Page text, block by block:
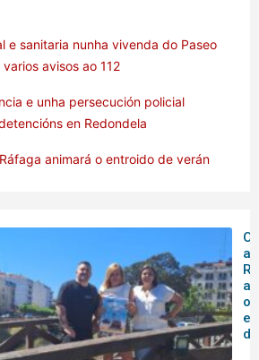
e sanitaria nunha vivenda do Paseo
avisos ao 112
e unha persecución policial
en Redondela
animará o entroido de verán
O
o